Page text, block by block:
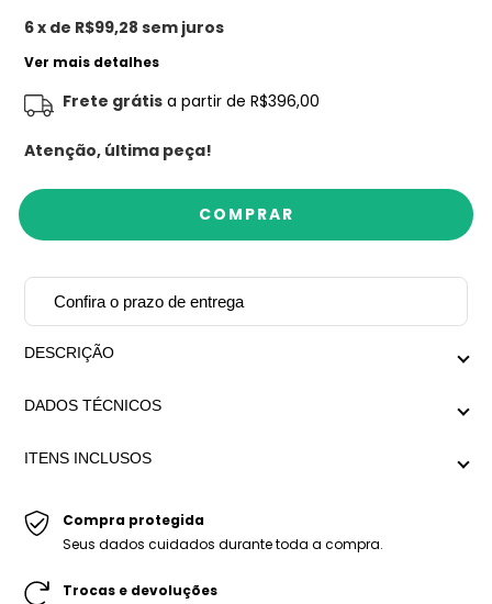
6x de R$99,28 sem juros
Ver mais detalhes
Frete grátis a partir de R$396,00
Atenção, última peça!
Confira o prazo de entrega
DESCRIÇÃO
elos, com mix de banhos em prata e dourado.
DADOS TÉCNICOS
regulagem 52,5cm
ITENS INCLUSOS
-Embalagem personalizada Mariana Dias.
Compra protegida
Seus dados cuidados durante toda a compra.
Trocas e devoluções